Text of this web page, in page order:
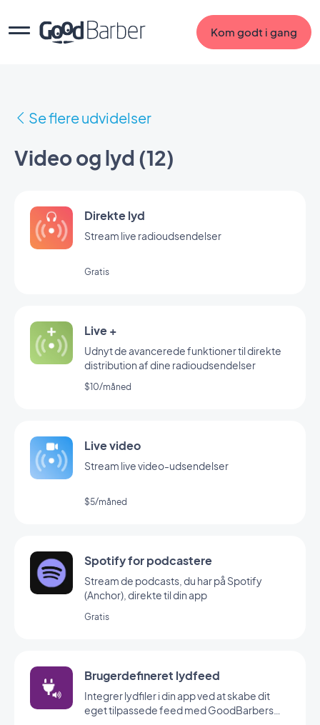
Kom godt i gang
Se flere udvidelser
Video og lyd (12)
Direkte lyd
Stream live radioudsendelser
Gratis
Live +
Udnyt de avancerede funktioner til direkte
distribution af dine radioudsendelser
$10/måned
Live video
Stream live video-udsendelser
$5/måned
Spotify for podcastere
Stream de podcasts, du har på Spotify
(Anchor), direkte til din app
Gratis
Brugerdefineret lydfeed
Integrer lydfiler i din app ved at skabe dit
eget tilpassede feed med GoodBarbers